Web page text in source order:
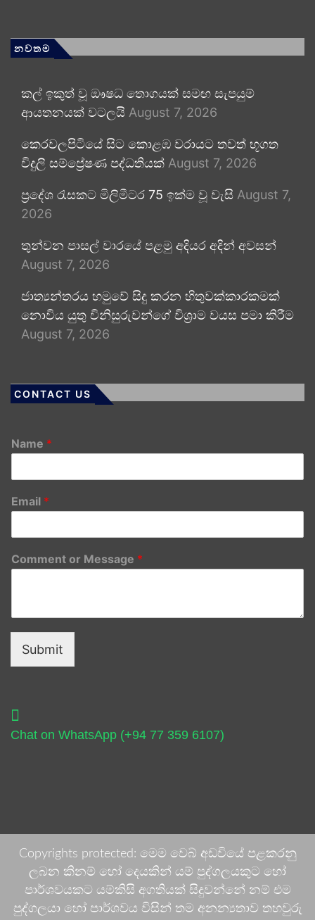
නවතම
කල් ඉකුත් වූ ඖෂධ තොගයක් සමඟ සැපයුම්
ආයතනයක් වටලයි August 7, 2026
කෙරවලපිටියේ සිට කොළඹ වරායට තවත් භූගත
විදුලි සම්ප්‍රේෂණ පද්ධතියක් August 7, 2026
ප්‍රදේශ රැසකට මිලිමීටර 75 ඉක්ම වූ වැසි August 7,
2026
තුන්වන පාසල් වාරයේ පළමු අදියර අදින් අවසන්
August 7, 2026
ජාත්‍යන්තරය හමුවේ සිදු කරන හිතුවක්කාරකමක්
නොවිය යුතු විනිසුරුවන්ගේ විශ්‍රාම වයස පමා කිරීම
August 7, 2026
CONTACT US
Name *
Email *
Comment or Message *
Submit
Chat on WhatsApp (+94 77 359 6107)
Copyrights protected: මෙම වෙබ් අඩවියේ පළකරනු
ලබන කිනම් හෝ දෙයකින් යම් පුද්ගලයකුට හෝ
පාර්ශවයකට යම්කිසි අගතියක් සිදුවන්නේ නම් එම
පුද්ගලයා හෝ පාර්ශවය විසින් තම අනන්‍යතාව තහවුරු